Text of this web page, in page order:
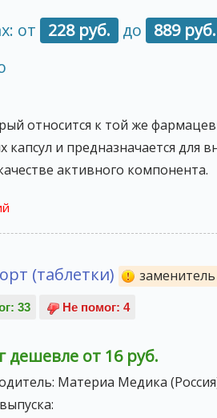
от 228 руб. до 889 руб.
относится к той же
и предназначается для
активного компонента.
(таблетки) заменитель
дешевле от 16 руб.
Материа Медика